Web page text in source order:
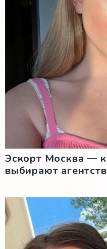
Эскорт Москва —
выбирают